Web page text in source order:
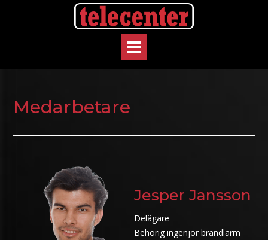
Medarbetare
Jesper Jansson
Delägare
Behörig ingenjör brandlarm